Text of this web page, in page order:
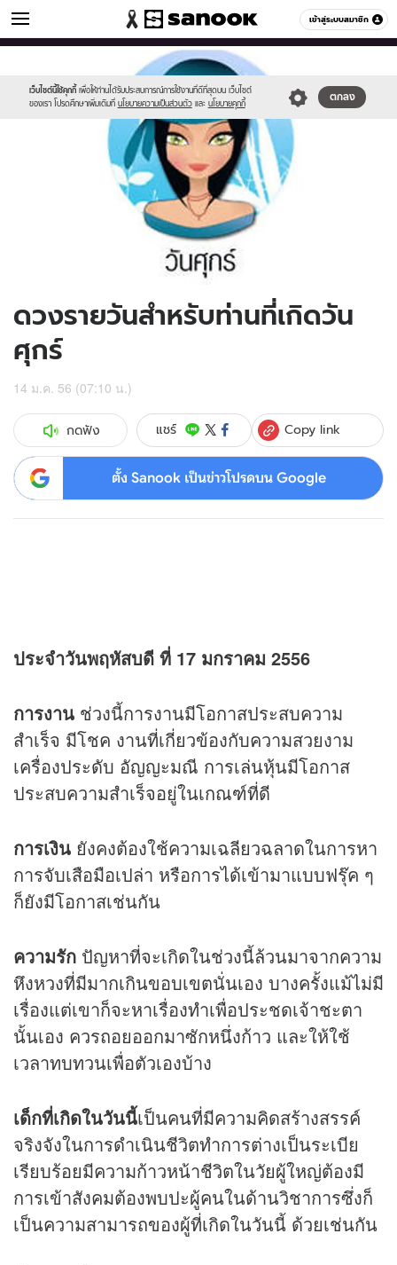
เข้าสู่ระบบสมาชิก
ดูดวง หมวดอื่นๆ
เว็บไซต์นี้ใช้คุกกี้ เพื่อให้ท่านได้รับประสบการณ์การใช้งานที่ดีที่สุดบน เว็บไซต์
ของเรา โปรดศึกษาเพิ่มเติมที่ นโยบายความเป็นส่วนตัว และ นโยบายคุกกี้
ตกลง
//s.isanook.com/sr/0/images/logo-
sanook.png
//s.isanook.com/ho/0/ud/8/40265/170-
ดวงรายวันสำหรับท่านที่เกิดวัน
ศุกร์
14 ม.ค. 56 (07:10 น.)
กดฟัง แชร์ Copy link
ตั้ง Sanook เป็นข่าวโปรดบน Google
ประจำวันพฤหัสบดี ที่ 17 มกราคม 2556
การงาน ช่วงนี้การงานมีโอกาสประสบความ
สำเร็จ มีโชค งานที่เกี่ยวข้องกับความสวยงาม
เครื่องประดับ อัญญะมณี การเล่นหุ้นมีโอกาส
ประสบความสำเร็จอยู่ในเกณฑ์ที่ดี
การเงิน ยังคงต้องใช้ความเฉลียวฉลาดในการหา
การจับเสือมือเปล่า หรือการได้เข้ามาแบบฟรุ๊ค ๆ
ก็ยังมีโอกาสเช่นกัน
ความรัก ปัญหาที่จะเกิดในช่วงนี้ล้วนมาจากความ
หึงหวงที่มีมากเกินขอบเขตนั่นเอง บางครั้งแม้ไม่มี
เรื่องแต่เขาก็จะหาเรื่องทำเพื่อประชดเจ้าชะตา
นั้นเอง ควรถอยออกมาซักหนึ่งก้าว และให้ใช้
เวลาทบทวนเพื่อตัวเองบ้าง
เด็กที่เกิดในวันนี้เป็นคนที่มีความคิดสร้างสรรค์
จริงจังในการดำเนินชีวิตทำการต่างเป็นระเบีย
เรียบร้อยมีความก้าวหน้าชีวิตในวัยผู้ใหญ่ต้องมี
การเข้าสังคมต้องพบปะผู้คนในด้านวิชาการซึ่งก็
เป็นความสามารถของผู้ที่เกิดในวันนี้ ด้วยเช่นกัน